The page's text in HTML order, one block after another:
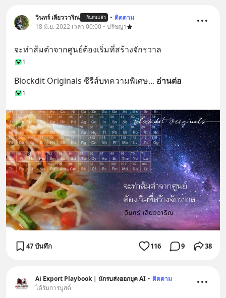
วินทร์ เลียววาริณ ยืนยันแล้ว • ติดตาม
18 มิ.ย. 2022 เวลา 00:00 • ปรัชญา
จะทําส้มตําจากศูนย์ต้องเริ่มที่สร้างจักรวาล
1
Blockdit Originals ซีรีส์บทความพิเศษ... อ่านต่อ
1
47 บันทึก 116 9 38
Ai Export Playbook | นักรบส่งออกยุค AI • ติดตาม
ได้รับการบูสต์